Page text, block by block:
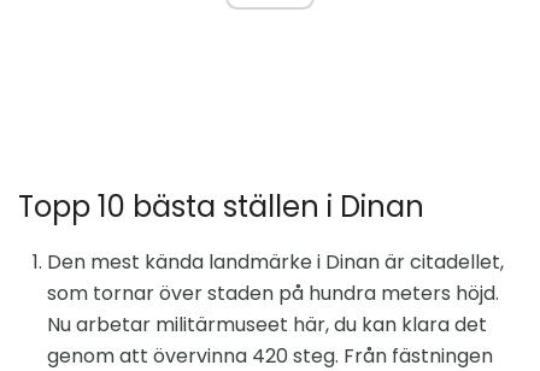
Topp 10 bästa ställen i Dinan
Den mest kända landmärke i Dinan är citadellet,
som tornar över staden på hundra meters höjd.
Nu arbetar militärmuseet här, du kan klara det
genom att övervinna 420 steg. Från fästningen